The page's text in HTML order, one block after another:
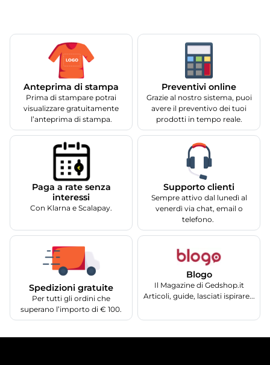
Anteprima di stampa
Prima di stampare potrai
visualizzare gratuitamente
l’anteprima di stampa.
Preventivi online
Grazie al nostro sistema, puoi
avere il preventivo dei tuoi
prodotti in tempo reale.
Paga a rate senza
interessi
Con Klarna e Scalapay.
Supporto clienti
Sempre attivo dal lunedì al
venerdì via chat, email o
telefono.
Spedizioni gratuite
Per tutti gli ordini che
superano l’importo di € 100.
Blogo
Il Magazine di Gedshop.it
Articoli, guide, lasciati ispirare...